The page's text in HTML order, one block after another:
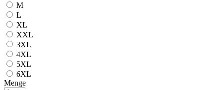
M
L
XL
XXL
3XL
4XL
5XL
6XL
Menge